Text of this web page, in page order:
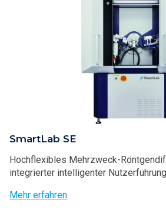
SmartLab SE
Hochflexibles Mehrzweck-
integrierter intelligenter
Mehr erfahren